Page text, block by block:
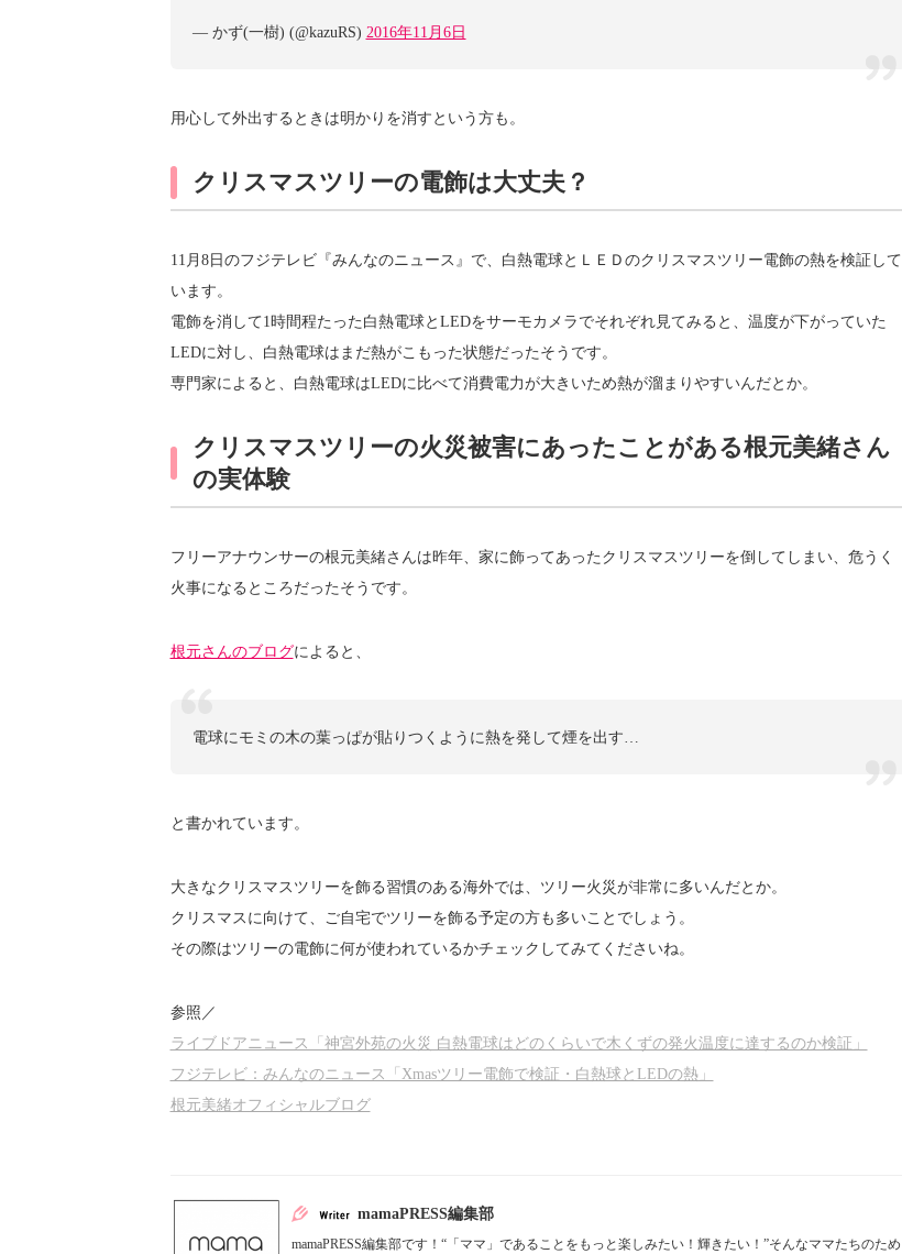
— かず(一樹) (@kazuRS) 2016年11月6日
用心して外出するときは明かりを消すという方も。
クリスマスツリーの電飾は大丈夫？
11月8日のフジテレビ『みんなのニュース』で、白熱電球とＬＥＤのクリスマスツリー電飾の熱を検証して
います。
電飾を消して1時間程たった白熱電球とLEDをサーモカメラでそれぞれ見てみると、温度が下がっていた
LEDに対し、白熱電球はまだ熱がこもった状態だったそうです。
専門家によると、白熱電球はLEDに比べて消費電力が大きいため熱が溜まりやすいんだとか。
クリスマスツリーの火災被害にあったことがある根元美緒さん
の実体験
フリーアナウンサーの根元美緒さんは昨年、家に飾ってあったクリスマスツリーを倒してしまい、危うく
火事になるところだったそうです。
根元さんのブログによると、
電球にモミの木の葉っぱが貼りつくように熱を発して煙を出す…
と書かれています。
大きなクリスマスツリーを飾る習慣のある海外では、ツリー火災が非常に多いんだとか。
クリスマスに向けて、ご自宅でツリーを飾る予定の方も多いことでしょう。
その際はツリーの電飾に何が使われているかチェックしてみてくださいね。
参照／
ライブドアニュース「神宮外苑の火災 白熱電球はどのくらいで木くずの発火温度に達するのか検証」
フジテレビ：みんなのニュース「Xmasツリー電飾で検証・白熱球とLEDの熱」
根元美緒オフィシャルブログ
mamaPRESS編集部
mamaPRESS編集部です！“「ママ」であることをもっと楽しみたい！輝きたい！”そんなママたちのため